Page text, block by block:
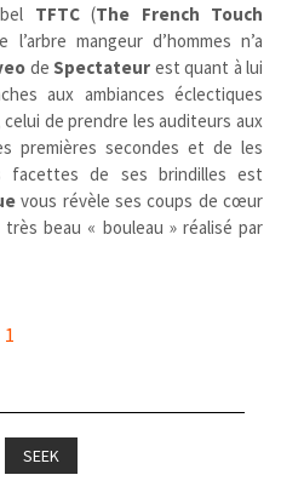
TFTC (The French Touch
l’arbre mangeur d’hommes n’a
deSpectateur est quant à lui
aux ambiances éclectiques
de prendre les auditeurs aux
premières secondes et de les
facettes de ses brindilles est
vous révèle ses coups de cœur
beau « bouleau » réalisé par
1
SEEK